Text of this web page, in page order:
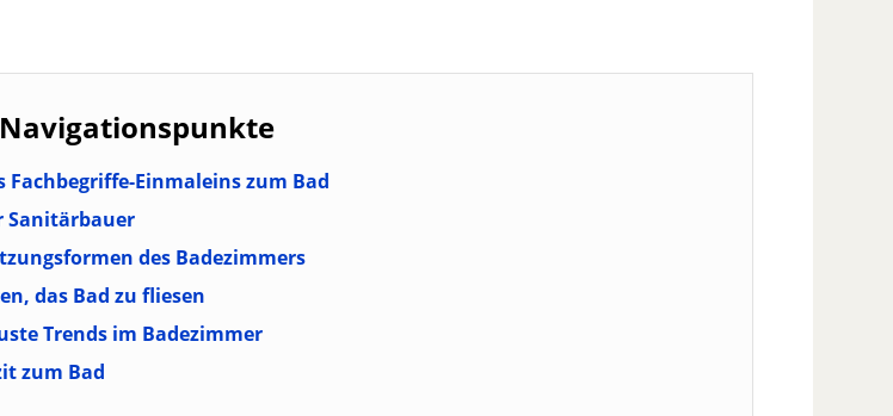
Fachbegriffe-Einmaleins zum Bad
Sanitärbauer
des Badezimmers
das Bad zu fliesen
Trends im Badezimmer
zum Bad